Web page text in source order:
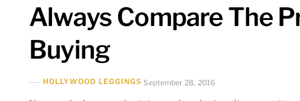
Always Compare The
Buying
HOLLYWOOD LEGGINGS September 28, 2016